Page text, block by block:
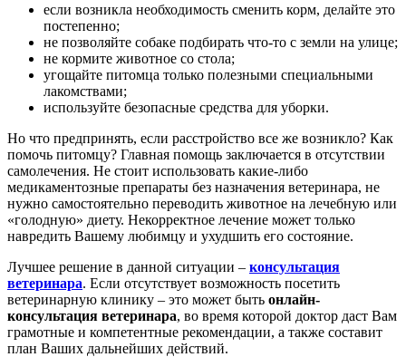
если возникла необходимость сменить корм, делайте это
постепенно;
не позволяйте собаке подбирать что-то с земли на улице;
не кормите животное со стола;
угощайте питомца только полезными специальными
лакомствами;
используйте безопасные средства для уборки.
Но что предпринять, если расстройство все же возникло? Как
помочь питомцу? Главная помощь заключается в отсутствии
самолечения. Не стоит использовать какие-либо
медикаментозные препараты без назначения ветеринара, не
нужно самостоятельно переводить животное на лечебную или
«голодную» диету. Некорректное лечение может только
навредить Вашему любимцу и ухудшить его состояние.
Лучшее решение в данной ситуации – консультация
ветеринара. Если отсутствует возможность посетить
ветеринарную клинику – это может быть онлайн-
консультация ветеринара, во время которой доктор даст Вам
грамотные и компетентные рекомендации, а также составит
план Ваших дальнейших действий.